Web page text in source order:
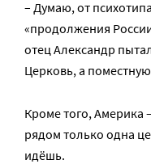
– Думаю, от
«продолжения
отец Александр
Церковь, а
Кроме того, Америка
рядом только одна
идёшь.